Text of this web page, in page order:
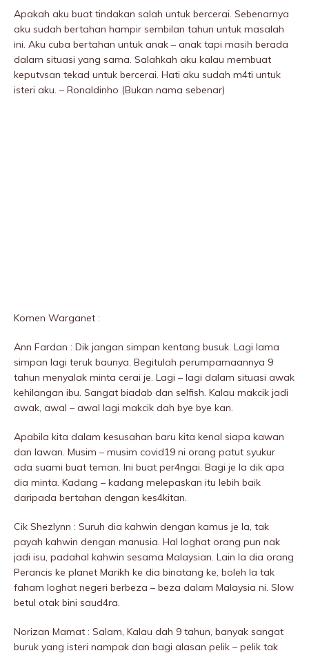
Apakah aku buat tindakan salah untuk bercerai. Sebenarnya
aku sudah bertahan hampir sembilan tahun untuk masalah
ini. Aku cuba bertahan untuk anak – anak tapi masih berada
dalam situasi yang sama. Salahkah aku kalau membuat
keputvsan tekad untuk bercerai. Hati aku sudah m4ti untuk
isteri aku. – Ronaldinho (Bukan nama sebenar)
Komen Warganet :
Ann Fardan : Dik jangan simpan kentang busuk. Lagi lama
simpan lagi teruk baunya. Begitulah perumpamaannya 9
tahun menyaIak minta cerai je. Lagi – lagi dalam situasi awak
kehilangan ibu. Sangat biadab dan selfish. Kalau makcik jadi
awak, awal – awal lagi makcik dah bye bye kan.
Apabila kita dalam kesusahan baru kita kenal siapa kawan
dan Iawan. Musim – musim covid19 ni orang patut syukur
ada suami buat teman. Ini buat per4ngai. Bagi je la dik apa
dia minta. Kadang – kadang melepaskan itu lebih baik
daripada bertahan dengan kes4kitan.
Cik Shezlynn : Suruh dia kahwin dengan kamus je la, tak
payah kahwin dengan manusia. Hal loghat orang pun nak
jadi isu, padahal kahwin sesama Malaysian. Lain la dia orang
Perancis ke planet Marikh ke dia binatang ke, boleh la tak
faham loghat negeri berbeza – beza dalam Malaysia ni. Slow
betul otak bini saud4ra.
Norizan Mamat : Salam, Kalau dah 9 tahun, banyak sangat
buruk yang isteri nampak dan bagi alasan pelik – pelik tak